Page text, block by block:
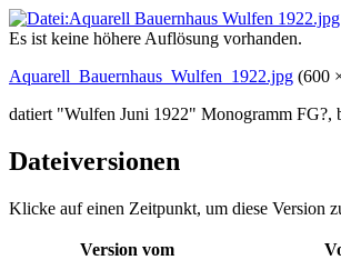
Es ist keine höhere Auflösung vorhanden.
Aquarell_Bauernhaus_Wulfen_1922.jpg (600
datiert "Wulfen Juni 1922" Monogramm FG?,
Dateiversionen
Klicke auf einen Zeitpunkt, um diese Version
Version vom